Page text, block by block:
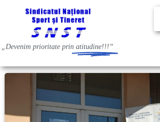
„Devenim prioritate prin atitudine!!!”